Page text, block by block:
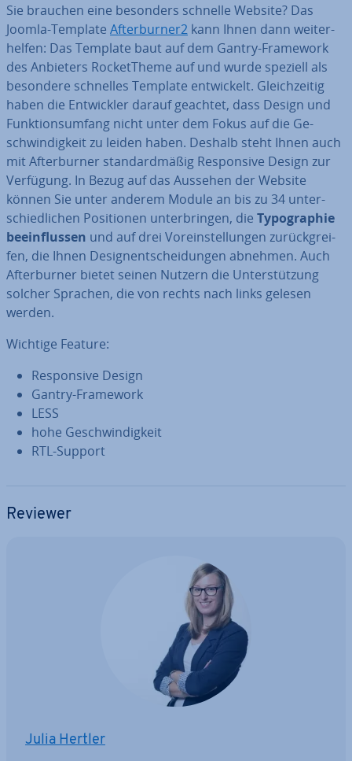
Sie brauchen eine besonders schnelle Website? Das
Joomla-Template Af­terbur­ner2 kann Ihnen dann wei­ter­
hel­fen: Das Template baut auf dem Gantry-Framework
des Anbieters Ro­cketThe­me auf und wurde speziell als
besondere schnelles Template ent­wi­ckelt. Gleich­zei­tig
haben die Ent­wick­ler darauf geachtet, dass Design und
Funk­ti­ons­um­fang nicht unter dem Fokus auf die Ge­
schwin­dig­keit zu leiden haben. Deshalb steht Ihnen auch
mit Af­terbur­ner stan­dard­mä­ßig Re­spon­si­ve Design zur
Verfügung. In Bezug auf das Aussehen der Website
können Sie unter anderem Module an bis zu 34 un­ter­
schied­li­chen Po­si­tio­nen un­ter­brin­gen, die Ty­po­gra­phie
be­ein­flus­sen und auf drei Vor­ein­stel­lun­gen zu­rück­grei­
fen, die Ihnen De­sign­ent­schei­dun­gen abnehmen. Auch
Af­terbur­ner bietet seinen Nutzern die Un­ter­stüt­zung
solcher Sprachen, die von rechts nach links gelesen
werden.
Wichtige Feature:
Re­spon­si­ve Design
Gantry-Framework
LESS
hohe Ge­schwin­dig­keit
RTL-Support
Reviewer
Julia Hertler